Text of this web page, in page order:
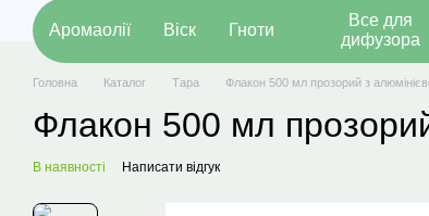
Аромаолії Віск Гноти
Все для
дифузора
Головна Каталог Тара Флакон 500 мл прозорий з
Флакон 500 мл
В наявності Написати відгук